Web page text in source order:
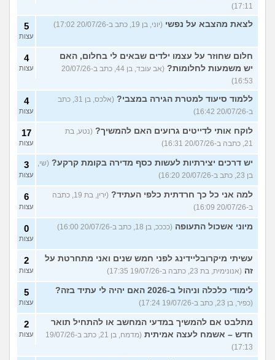
17:11)
לצאת מהצבא על נפשי (יוני, בן 19, כתב ב-20/07/26 17:02) 5
עצות
חלום שחוזר על עצמו ילדים שבאים לי בחלום, האם
יש משמעות לחלומות?
(אב עובד, בן 44, כתב ב-20/07/26
16:53)
4
עצות
ללמוד סיעוד למטרת הגירה במצבי?
(אלכס, בן 31, כתב
ב-20/07/26 16:42)
4
עצות
לוקח אותי לדייטים גרועים האם להמשיך? (נטע, בת
21, כתבה ב-20/07/26 16:31)
17
עצות
יש דרכים יצירתיות לעשות כסף מדירה בקומת קרקע? (שי,
בן 23, כתב ב-20/07/26 16:20)
3
עצות
למה אני כל כך חרדתית כלפי העתיד?
(ירין, בת 19, כתבה
ב-20/07/26 16:09)
6
עצות
מיוני אשכול התעופה (ככככ, בן 18, כתב ב-20/07/26 16:00) 0
עצות
עשיתי מיקרובליידינג לפני חמש שנים ואני מתחרטת על
זה (אנונימית, בת 23, כתבה ב-19/07/26 17:35)
2
עצות
לימודי כלכלה וניהול ב-2026 האם יהיה לי עתיד בזה?
(כפיר, בן 23, כתב ב-19/07/26 17:24)
5
עצות
מתלבט אם להמשיך במדעי המחשב או להתחיל תואר
חדש – אשמח לעצה אמיתית
(מדמח, בן 21, כתב ב-19/07/26
17:13)
2
עצות